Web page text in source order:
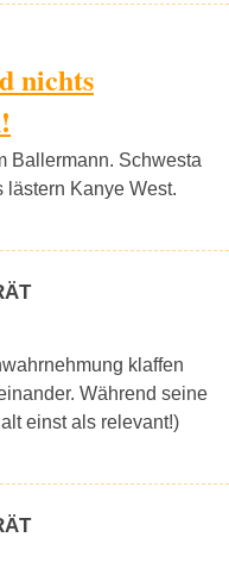
nichts
Ballermann. Schwesta
lästern Kanye West.
klaffen
Während seine
einst als relevant!)